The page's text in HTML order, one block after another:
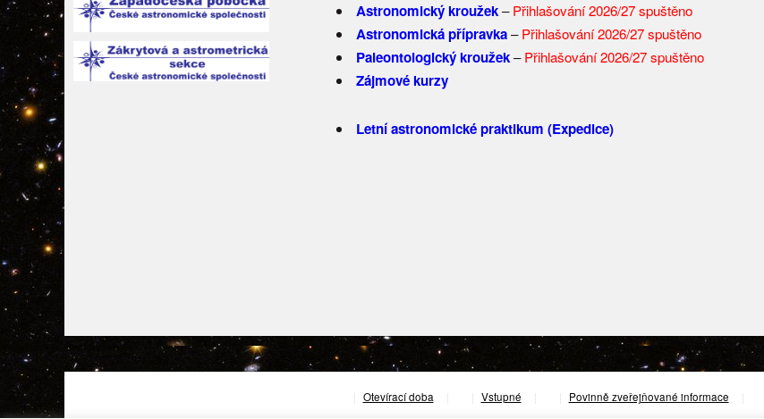
Astronomický kroužek–Přihlašování 2026/27 spuštěno
Astronomická přípravka–Přihlašování 2026/27 spuštěno
Paleontologický kroužek–Přihlašování 2026/27 spuštěno
Zájmové kurzy
Letní astronomické praktikum (Expedice)
Otevírací doba Vstupné Povinně zveřejňované informace